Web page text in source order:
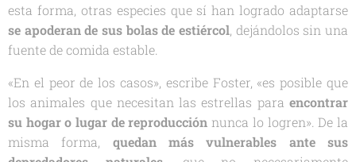
esta forma, otras especies que sí han logrado adaptarse
se apoderan de sus bolas de estiércol, dejándolos sin una
fuente de comida estable.
«En el peor de los casos», escribe Foster, «es posible que
los animales que necesitan las estrellas para encontrar
su hogar o lugar de reproducción nunca lo logren». De la
misma forma, quedan más vulnerables ante sus